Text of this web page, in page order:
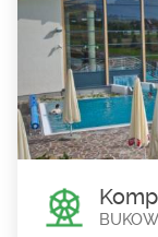
Zapraszamy do